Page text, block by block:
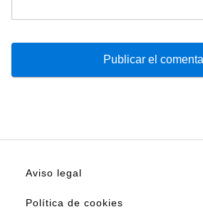
Aviso legal
Política de cookies